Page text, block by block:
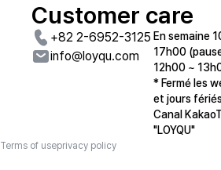
Customer care
+82 2-6952-3125
info@loyqu.com
En semaine
17h00
12h00 ~
* Fermé les
et jours
Canal
"LOYQU"
Terms of useprivacy policy